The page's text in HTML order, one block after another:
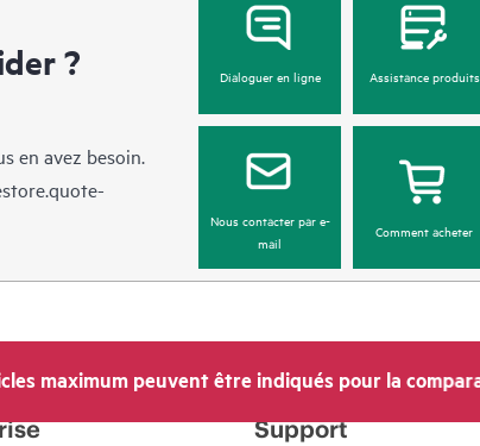
?
en avez besoin.
Dialoguer en ligne Assistance produits
Nous contacter par e-
mail
Comment acheter
maximum peuvent être indiqués pour la
Support